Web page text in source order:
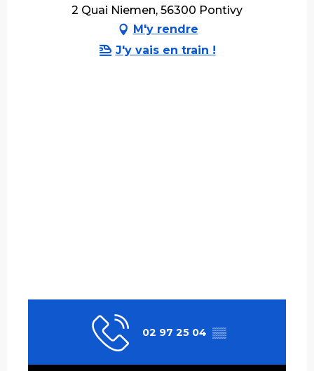
2 Quai Niemen, 56300 Pontivy
M'y rendre
J'y vais en train !
02 97 25 04 ▒▒